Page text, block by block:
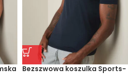
Bezszwowa koszulka Sports-